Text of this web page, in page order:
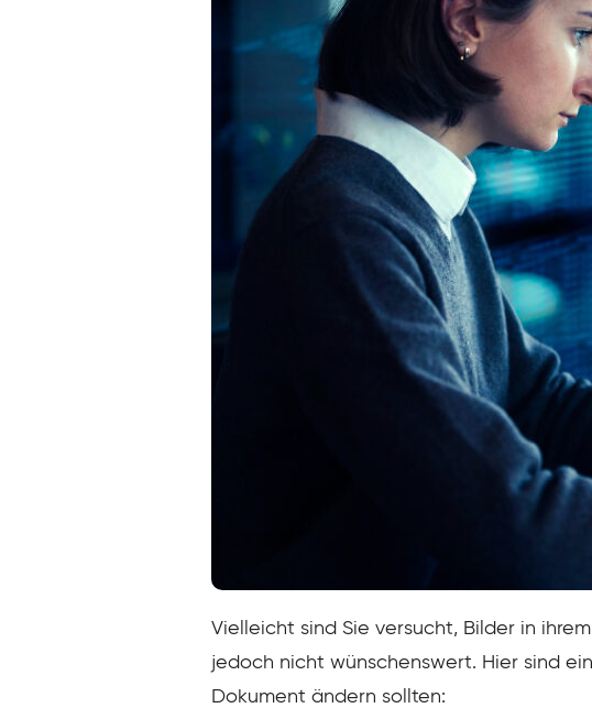
Vielleicht sind Sie versucht, Bilder in
jedoch nicht wünschenswert. Hier sind
Dokument ändern sollten: